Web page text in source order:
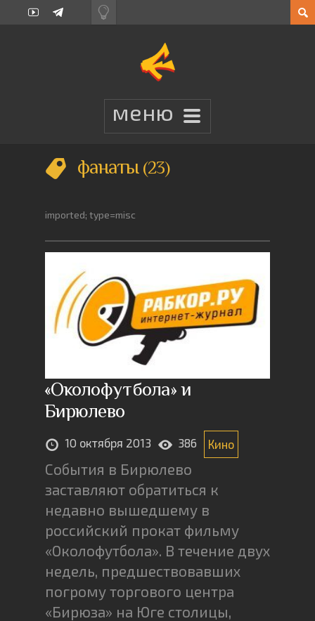
фанаты 23
imported; type=misc
«Околофутбола» и
Бирюлево
10 октября 2013 386 Кино
События в Бирюлево
заставляют обратиться к
недавно вышедшему в
российский прокат фильму
«Околофутбола». В течение двух
недель, предшествовавших
погрому торгового центра
«Бирюза» на Юге столицы,